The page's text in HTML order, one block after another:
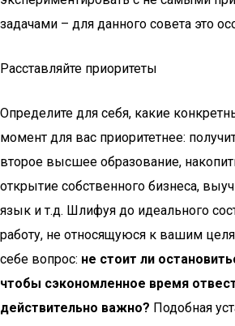
задачами – для данного совета это
Расставляйте приоритеты
Определите для себя, какие
момент для вас приоритетнее:
второе высшее образование,
открытие собственного бизнеса,
язык и т.д. Шлифуя до идеального
работу, не относящуюся к вашим
себе вопрос: не стоит ли
чтобы сэкономленное время
действительно важно? Подобная